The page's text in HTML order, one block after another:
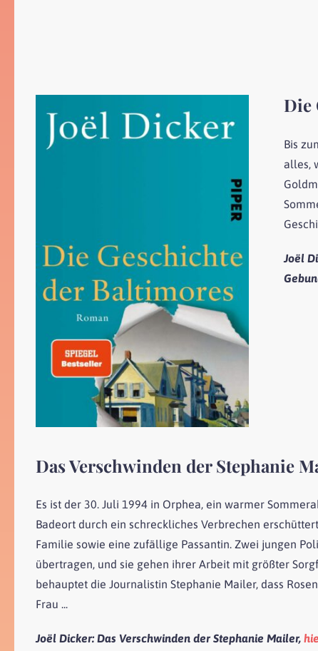
Die
Bis
alles,
Joël
Das Verschwinden der Stephanie
Es ist der 30. Juli 1994 in Orphea, ein warmer
Badeort durch ein schreckliches Verbrechen
Familie sowie eine zufällige Passantin. Zwei jungen
übertragen, und sie gehen ihrer Arbeit mit größter
behauptet die Journalistin Stephanie Mailer, dass
Frau ...
Joël Dicker: Das Verschwinden der Stephanie Mailer,